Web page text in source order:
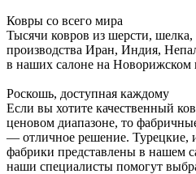
Ковры со всего мира
Тысячи ковров из шерсти,
производства Иран, Индия,
в наших салоне на
Роскошь, доступная каждому
Если вы хотите качественный
ценовом диапазоне, то
— отличное решение. Турецкие,
фабрики представлены в нашем
наши специалисты помогут